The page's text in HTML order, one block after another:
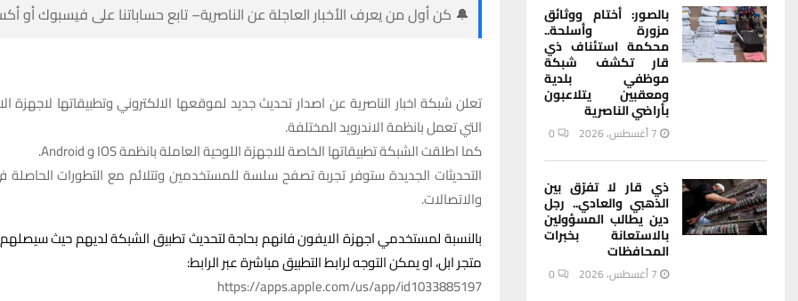
🔔 كن أول من يعرف الأخبار العاجلة عن الناصرية– تابع حساباتنا على فيسبوك أو
تعلن شبكة اخبار الناصرية عن اصدار تحديث جديد لموقعها الالكتروني وتطبيقاتها لاجهزة
التي تعمل بانظمة الاندرويد المختلفة.
كما اطلقت الشبكة تطبيقاتها الخاصة للاجهزة اللوحية العاملة بانظمة IOS و Android.
التحديثات الجديدة ستوفر تجربة تصفح سلسة للمستخدمين وتتلائم مع التطورات الحاصلة
والاتصالات.
بالنسبة لمستخدمي اجهزة الايفون فانهم بحاجة لتحديث تطبيق الشبكة لديهم حيث
متجر ابل، او يمكن التوجه لرابط التطبيق مباشرة عبر الرابط:
https://apps.apple.com/us/app/id1033885197
بالصور: أختام ووثائق
مزورة وأسلحة..
محكمة استئناف ذي
قار تكشف شبكة
موظفي بلدية
ومعقبين يتلاعبون
بأراضي الناصرية
7 أغسطس، 2026 0
ذي قار لا تفرّق بين
الذهبي والعادي.. رجل
دين يطالب المسؤولين
بالاستعانة بخبرات
المحافظات
7 أغسطس، 2026 0